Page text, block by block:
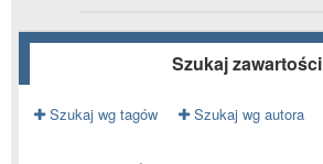
Szukaj zawartości
Szukaj wg tagów Szukaj wg autora